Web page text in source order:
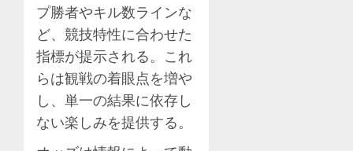
プ勝者やキル数ラインな
ど、競技特性に合わせた
指標が提示される。これ
らは観戦の着眼点を増や
し、単一の結果に依存し
ない楽しみを提供する。